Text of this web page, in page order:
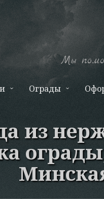
Мы
Ограды
из